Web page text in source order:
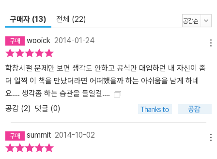
디로 잘라서 ‘아니다’라고 한다. 분명히 이 책의 주인공 갬은 분명히
선생님이다. 그런데 왜 저자는 이 책을 수학책이 아니라고 할까? 여기
서 잠시 위대한 수학자 힐베르트의 일화를 살펴보자. 힐베르트
(David Hilbert, 1862 ~ 1943)는 독일의 수학자이다. 19세기 말 및
20세기 초에 가장 위대한 수학자 중 하나로 손꼽힌다. 힐베르트 공간
을 정의하여 함수해석학의 기초를 닦았다. 또한 일반 상대성 이론을
수학적으로 정의하는 데 핵심적인 역할을 하였다. 힐베르트는 당대
수학계의 지도자였으며, 힐베르트의 문제를 통해 심지어 오늘날까지
도 수학계의 흐름에 큰 영향을 끼치고 있다. 수학자 힐베르트와 관련
하여 재미있는 일화가 하나 있다. 힐베르트의 제자 하나가 어느 날 부
구매자 (13) 전체 (22)
wooick 2014-01-24
학창시절 문제만 보면 생각도 안하고 공식만 대입하던 내 자신이 좀
더 일찍 이 책을 만났더라면 어떠했을까 하는 아쉬움을 남게 하네
요.... 생각좀 하는 습관을 들일걸....
공감 (2) 댓글 (0)
summit 2014-10-02